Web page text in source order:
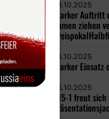
28.10.2025
Starker
Damen ziehen
26.10.2025
Starker
25.10.2025
U15-1 freut